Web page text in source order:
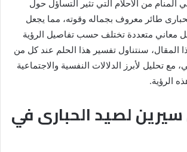
المنام من الأحلام التي تثير التساؤل حول
طائر معروف بجماله وقوته، مما يجعل
معاني متعددة تختلف حسب تفاصيل الرؤية
المقال، سنتناول تفسير هذا الحلم عند كل من
مع تحليل لأبرز الدلالات النفسية والاجتماعية
الرؤية.
لصيد الحبارى في